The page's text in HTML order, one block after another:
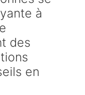
à
des
en